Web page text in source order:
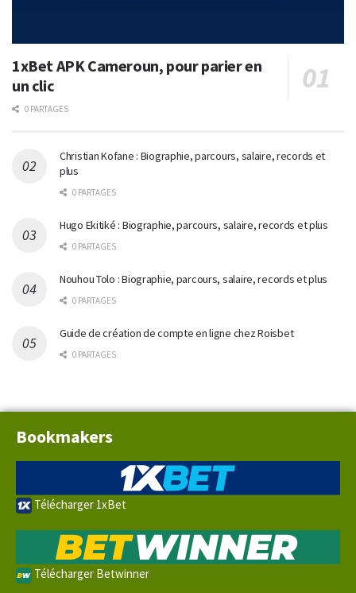
1xBet APK Cameroun, pour parier en
un clic
0 PARTAGES
Christian Kofane : Biographie, parcours, salaire, records et
plus
0 PARTAGES
Hugo Ekitiké : Biographie, parcours, salaire, records et plus
0 PARTAGES
Nouhou Tolo : Biographie, parcours, salaire, records et plus
0 PARTAGES
Guide de création de compte en ligne chez Roisbet
0 PARTAGES
Bookmakers
Télécharger 1xBet
Télécharger Betwinner